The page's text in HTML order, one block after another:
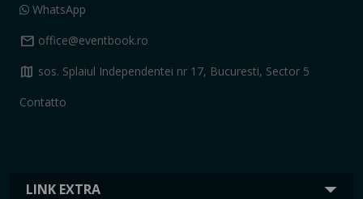
LINK EXTRA
WhatsApp
mail office@eventbook.ro
map sos. Splaiul Independentei nr 17, Bucuresti, Sector 5
Contatto